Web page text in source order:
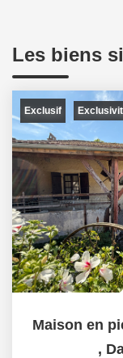
Les biens
Exclusif
,